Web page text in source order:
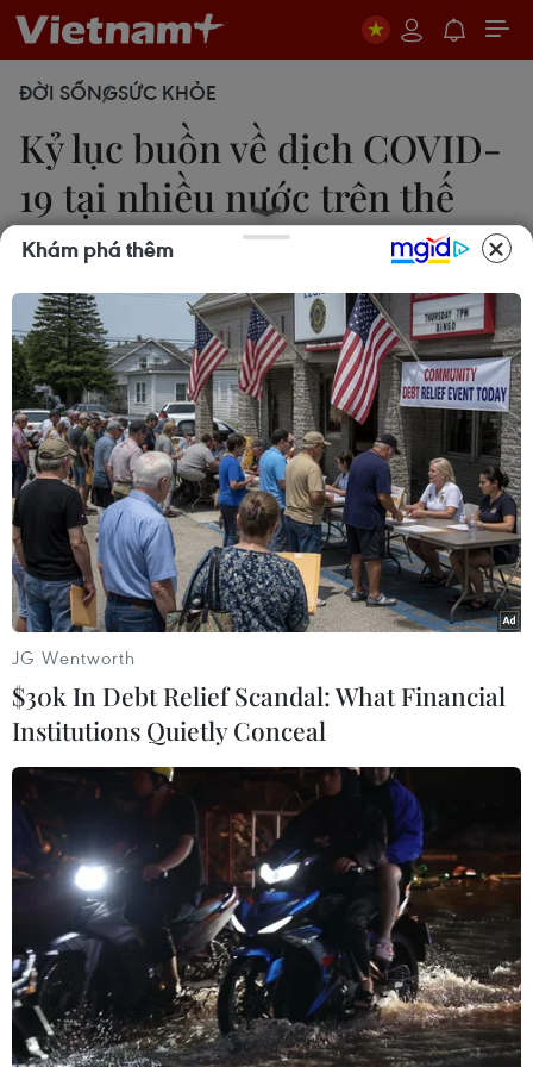
ĐỜI SỐNGSỨC KHỎE
Kỷ lục buồn về dịch COVID-
19 tại nhiều nước trên thế
giới
Thanh Phương-Mai Phương
19/01/2022 05:30
Dịch COVID-19 tiếp tục diễn biến phức tạp tại
Israel, Pháp, Đức và Venezuela khi số ca mắc mới
trong ngày liên tục tăng cao kể từ khi dịch bùng
phát.
Nhân viên y tế tiêm vaccine phòng COVID-19 cho người dân tại
thành phố Modiin, Israel ngày 12/1/2022. (Ảnh: THX/TTXVN)
Dịch COVID-19 tiếp tục diễn biến phức tạp tại
Israel, Pháp, Đức và Venezuela.
Bộ Y tế Israel cho biết ngày 18/1 nước này ghi
Khám phá thêm
JG Wentworth
$30k In Debt Relief Scandal: What Financial
Institutions Quietly Conceal